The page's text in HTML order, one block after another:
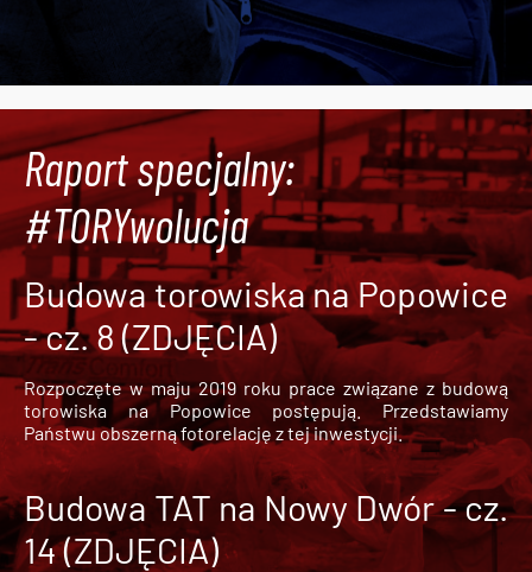
Raport specjalny:
#TORYwolucja
Budowa torowiska na Popowice
- cz. 8 (ZDJĘCIA)
Rozpoczęte w maju 2019 roku prace związane z budową
torowiska na Popowice
postępują. Przedstawiamy
Państwu obszerną fotorelację z tej inwestycji.
Budowa TAT na Nowy Dwór - cz.
14 (ZDJĘCIA)